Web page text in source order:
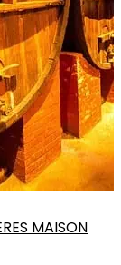
MAISON